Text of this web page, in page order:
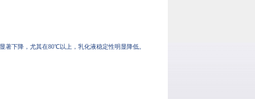
著下降，尤其在80℃以上，乳化液稳定性明显降低。